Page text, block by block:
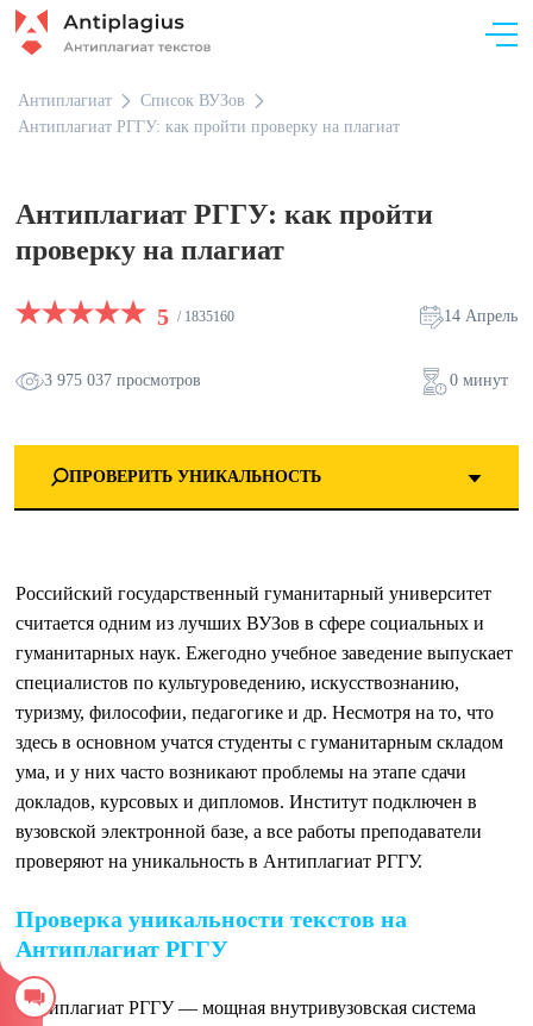
Антиплагиат
Список ВУЗов
Антиплагиат РГГУ: как пройти проверку на плагиат
Антиплагиат РГГУ: как пройти
проверку на плагиат
5 / 1835160 14 Апрель
3 975 037 просмотров 0 минут
ПРОВЕРИТЬ УНИКАЛЬНОСТЬ
Российский государственный гуманитарный университет
считается одним из лучших ВУЗов в сфере социальных и
гуманитарных наук. Ежегодно учебное заведение выпускает
специалистов по культуроведению, искусствознанию,
туризму, философии, педагогике и др. Несмотря на то, что
здесь в основном учатся студенты с гуманитарным складом
ума, и у них часто возникают проблемы на этапе сдачи
докладов, курсовых и дипломов. Институт подключен в
вузовской электронной базе, а все работы преподаватели
проверяют на уникальность в Антиплагиат РГГУ.
Проверка уникальности текстов на
Антиплагиат РГГУ
Антиплагиат РГГУ — мощная внутривузовская система